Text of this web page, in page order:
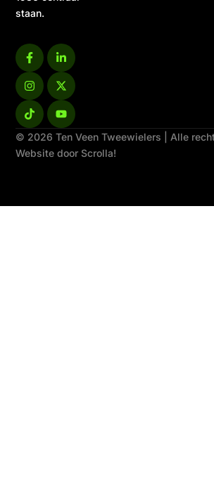
staan.
© 2026 Ten Veen Tweewielers | Alle
Website door Scrolla!